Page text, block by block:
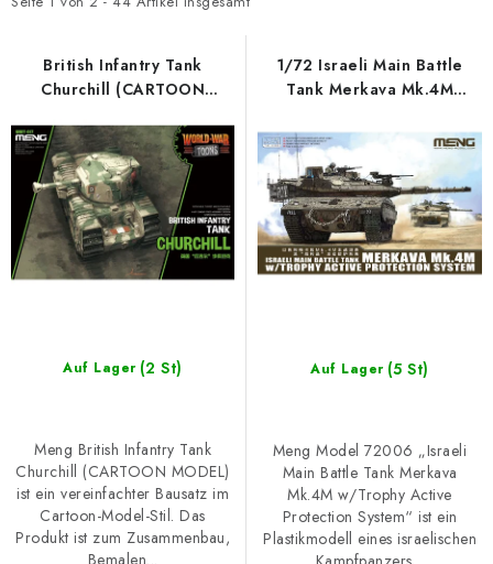
VERKAUFTE MARKEN
Über uns
Versand und Bezahlung
Bedingungen und Konditionen
Datenschutzbestimmungen
Beschwerdeverfahren
Großhandel
FAQ
Großbestellung
r
P
o
d
u
s
o
i
e
British Infantry Tank
Churchill (CARTOON
Auf Lager (2 St)
Meng British Infantry Tank
Churchill (CARTOON MODEL)
ist ein vereinfachter Bausatz im
Cartoon-Model-Stil. Das
Produkt ist zum Zusammenbau,
1/72 Israeli Main Battle
Tank Merkava Mk.4M
System
Auf Lager (5 St)
Meng Model 72006 „Israeli
Main Battle Tank Merkava
Mk.4M w/Trophy Active
Protection System“ ist ein
Plastikmodell eines israelischen